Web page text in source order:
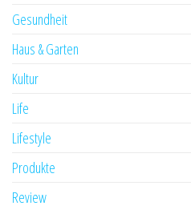
Gesundheit
Haus & Garten
Kultur
Life
Lifestyle
Produkte
Review